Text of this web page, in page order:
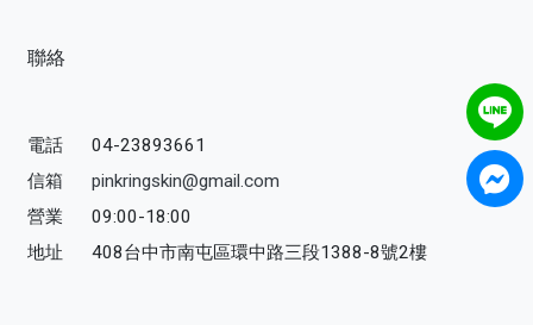
聯絡
電話
04-23893661
信箱
pinkringskin@gmail.com
營業
09:00-18:00
地址
408台中市南屯區環中路三段1388-8號2樓